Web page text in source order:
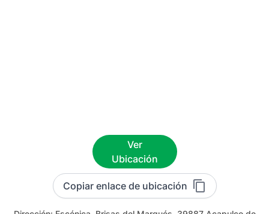
Ver
Ubicación
Copiar enlace de ubicación